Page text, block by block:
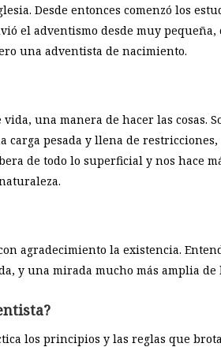
Desde entonces comenzó los
el adventismo desde muy pequeña,
una adventista de nacimiento.
una manera de hacer las cosas.
pesada y llena de
de todo lo superficial y nos hace
agradecimiento la existencia.
y una mirada mucho más amplia de
los principios y las reglas que